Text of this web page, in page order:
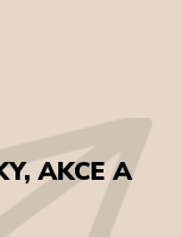
AKCE A